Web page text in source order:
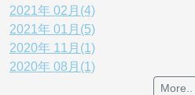
2021年 02月(4)
2021年 01月(5)
2020年 11月(1)
2020年 08月(1)
More..